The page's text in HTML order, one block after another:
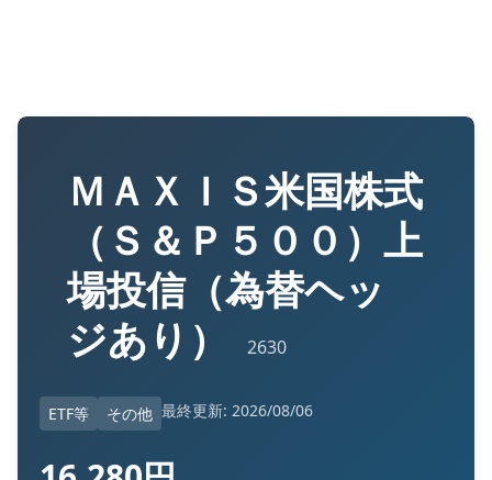
ＭＡＸＩＳ米国株式
（Ｓ＆Ｐ５００）上
場投信（為替ヘッ
ジあり）
2630
ETF等 その他 最終更新: 2026/08/06